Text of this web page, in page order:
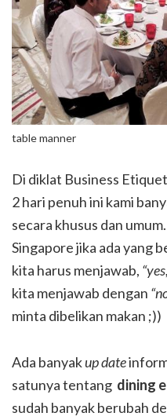
table manner
Di diklat Business
2 hari penuh ini kami
secara khusus dan
Singapore jika ada yang
kita harus menjawab,
kita menjawab dengan
minta dibelikan makan ;))
Ada banyakup date
satunya tentang dining
sudah banyak berubah